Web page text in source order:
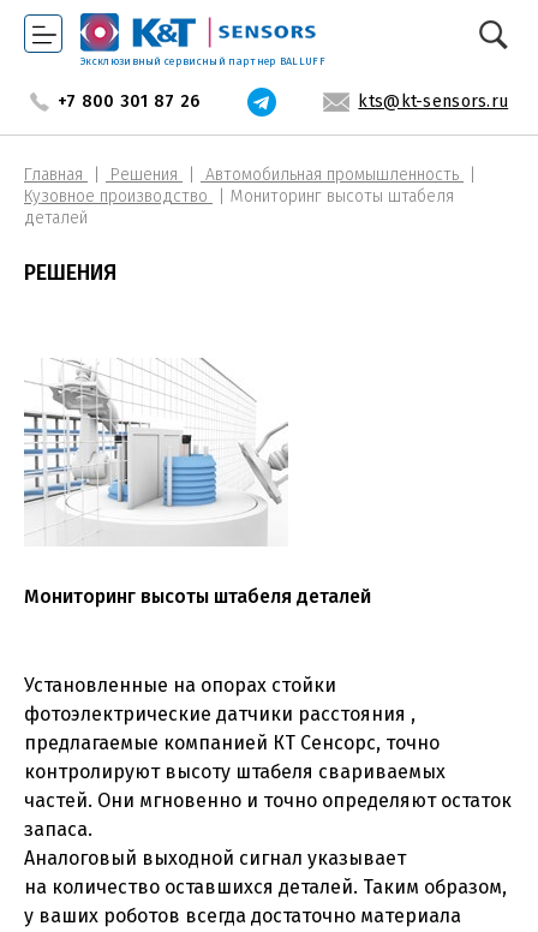
Эксклюзивный сервисный партнер BALLUFF
+7 800 301 87 26 kts@kt-sensors.ru
Главная Решения
Автомобильная промышленность
Кузовное производство
Мониторинг высоты штабеля
деталей
РЕШЕНИЯ
Мониторинг высоты штабеля деталей
Установленные на опорах стойки
фотоэлектрические датчики расстояния ,
предлагаемые компанией КТ Сенсорс, точно
контролируют высоту штабеля свариваемых
частей. Они мгновенно и точно определяют остаток
запаса.
Аналоговый выходной сигнал указывает
на количество оставшихся деталей. Таким образом,
у ваших роботов всегда достаточно материала